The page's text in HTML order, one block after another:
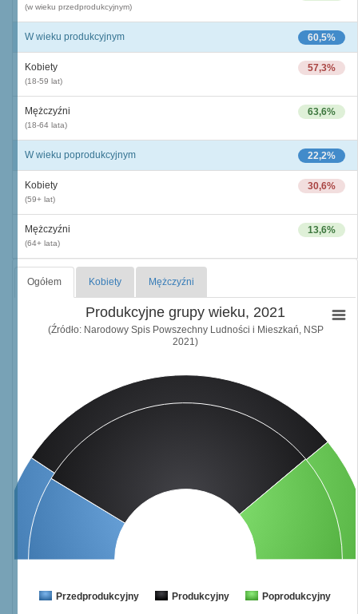
(w wieku przedprodukcyjnym)
60,5%
W wieku produkcyjnym
57,3%
Kobiety
(18-59 lat)
63,6%
Mężczyźni
(18-64 lata)
22,2%
W wieku poprodukcyjnym
30,6%
Kobiety
(59+ lat)
13,6%
Mężczyźni
(64+ lata)
Ogółem Kobiety Mężczyźni
Produkcyjne grupy wieku, 2021
(Źródło: Narodowy Spis Powszechny Ludności i Mieszkań, NSP
2021)
Przedprodukcyjny Produkcyjny Poprodukcyjny